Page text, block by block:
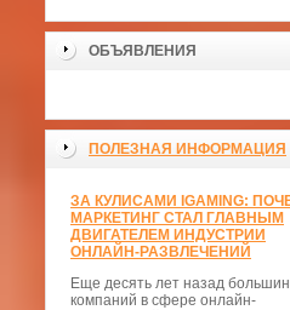
ОБЪЯВЛЕНИЯ
ПОЛЕЗНАЯ ИНФОРМАЦИЯ
ЗА КУЛИСАМИ IGAMING:
МАРКЕТИНГ СТАЛ ГЛАВНЫМ
ДВИГАТЕЛЕМ ИНДУСТРИИ
ОНЛАЙН-РАЗВЛЕЧЕНИЙ
Еще десять лет назад
компаний в сфере онлайн-